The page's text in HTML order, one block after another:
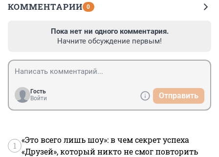
КОММЕНТАРИИ 0
Пока нет ни одного комментария.
Начните обсуждение первым!
Гость
Войти
Отправить
1
«Это всего лишь шоу»: в чем секрет успеха
«Друзей», который никто не смог повторить